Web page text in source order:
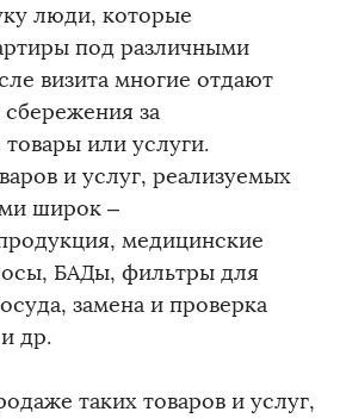
люди, которые
под различными
визита многие отдают
за
или услуги.
и услуг, реализуемых
широк –
медицинские
БАДы, фильтры для
замена и проверка
др.
таких товаров и услуг,